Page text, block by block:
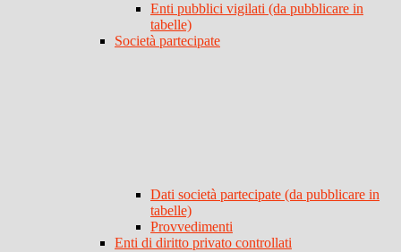
Enti pubblici vigilati (da pubblicare in
tabelle)
Società partecipate
Dati società partecipate (da pubblicare in
tabelle)
Provvedimenti
Enti di diritto privato controllati